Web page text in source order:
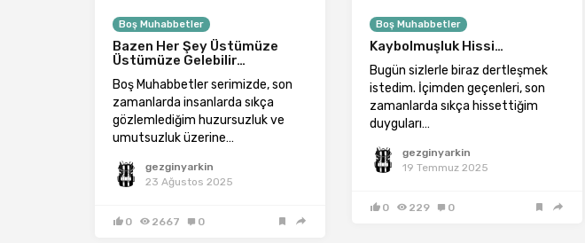
Boş Muhabbetler
Bazen Her Şey Üstümüze
Üstümüze Gelebilir…
Boş Muhabbetler serimizde, son
zamanlarda insanlarda sıkça
gözlemlediğim huzursuzluk ve
umutsuzluk üzerine…
gezginyarkin
23 Ağustos 2025
0 2667 0
Boş Muhabbetler
Kaybolmuşluk Hissi…
Bugün sizlerle biraz dertleşmek
istedim. İçimden geçenleri, son
zamanlarda sıkça hissettiğim
duyguları…
gezginyarkin
19 Temmuz 2025
0 229 0